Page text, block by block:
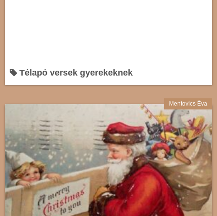
Télapó versek gyerekeknek
Mentovics Éva